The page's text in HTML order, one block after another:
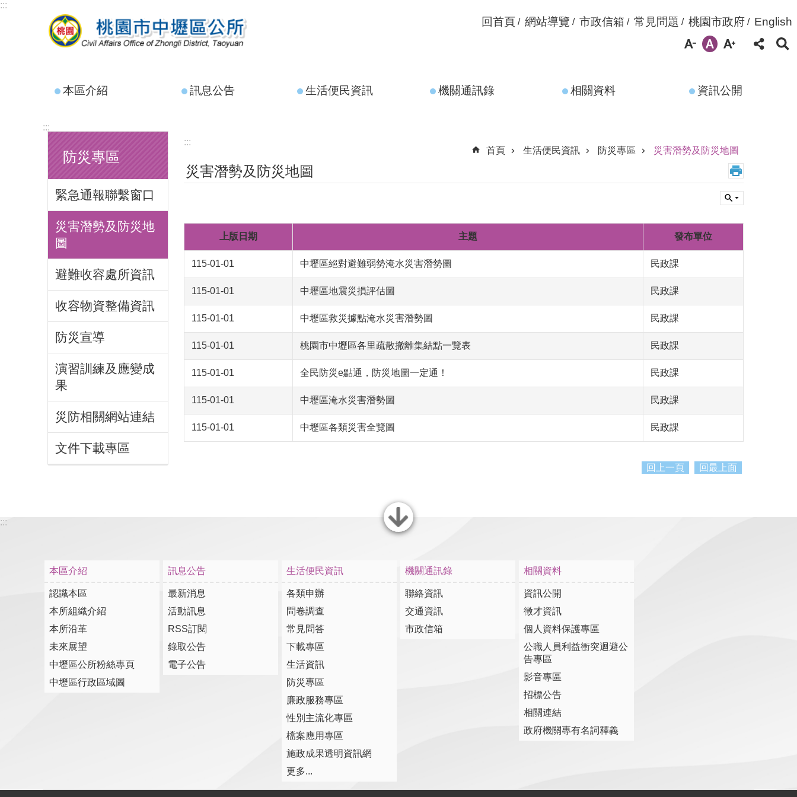
跳到主要內容區塊
:::
回首頁 網站導覽 市政信箱 常見問題 桃園市政府 English
本區介紹 訊息公告 生活便民資訊 機關通訊錄 相關資料 資訊公開
:::
防災專區
緊急通報聯繫窗口
災害潛勢及防災地
圖
避難收容處所資訊
收容物資整備資訊
防災宣導
演習訓練及應變成
果
災防相關網站連結
文件下載專區
:::
首頁
生活便民資訊 防災專區 災害潛勢及防災地圖
災害潛勢及防災地圖
上版日期 主題 發布單位
115-01-01 中壢區絕對避難弱勢淹水災害潛勢圖 民政課
115-01-01 中壢區地震災損評估圖 民政課
115-01-01 中壢區救災據點淹水災害潛勢圖 民政課
115-01-01 桃園市中壢區各里疏散撤離集結點一覽表 民政課
115-01-01 全民防災e點通，防災地圖一定通！ 民政課
115-01-01 中壢區淹水災害潛勢圖 民政課
115-01-01 中壢區各類災害全覽圖 民政課
回上一頁 回最上面
選單
:::
本區介紹
認識本區
本所組織介紹
本所沿革
未來展望
中壢區公所粉絲專頁
中壢區行政區域圖
訊息公告
最新消息
活動訊息
RSS訂閱
錄取公告
電子公告
生活便民資訊
各類申辦
問卷調查
常見問答
下載專區
生活資訊
防災專區
廉政服務專區
性別主流化專區
檔案應用專區
施政成果透明資訊網
更多...
機關通訊錄
聯絡資訊
交通資訊
市政信箱
相關資料
資訊公開
徵才資訊
個人資料保護專區
公職人員利益衝突迴避公
告專區
影音專區
招標公告
相關連結
政府機關專有名詞釋義